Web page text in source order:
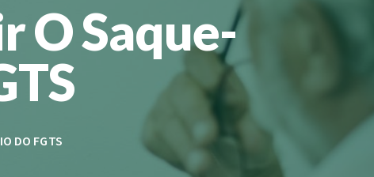
O Saque-
DO FGTS